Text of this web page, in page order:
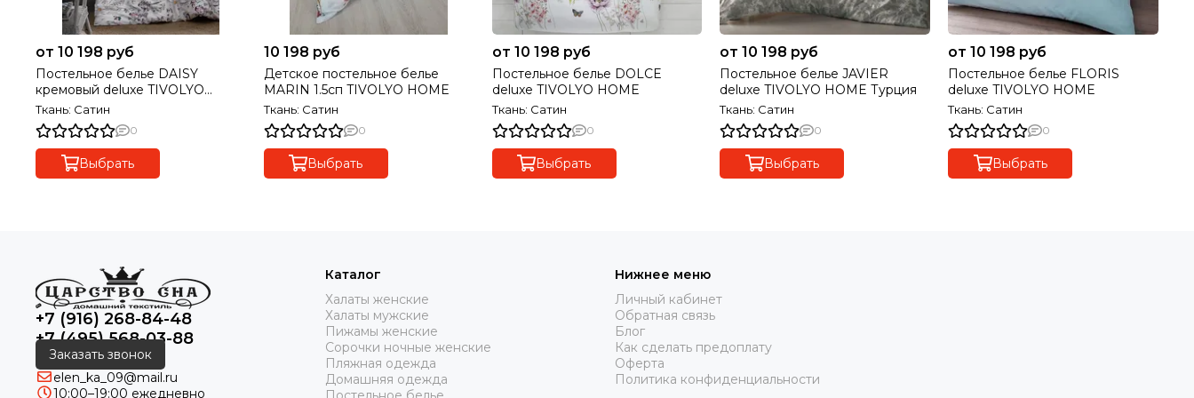
от 10 198 руб
Постельное белье DAISY
кремовый deluxe TIVOLYO
HOME Турция
Ткань: Сатин
0
Выбрать
10 198 руб
Детское постельное белье
MARIN 1.5сп TIVOLYO HOME
Ткань: Сатин
0
Выбрать
от 10 198 руб
Постельное белье DOLCE
deluxe TIVOLYO HOME
Ткань: Сатин
0
Выбрать
от 10 198 руб
Постельное белье JAVIER
deluxe TIVOLYO HOME Турция
Ткань: Сатин
0
Выбрать
от 10 198 руб
Постельное белье FLORIS
deluxe TIVOLYO HOME
Ткань: Сатин
0
Выбрать
+7 (916) 268-84-48
+7 (495) 568-03-88
Заказать звонок
elen_ka_09@mail.ru
10:00–19:00 ежедневно
Каталог
Халаты женские
Халаты мужские
Пижамы женские
Сорочки ночные женские
Пляжная одежда
Домашняя одежда
Нижнее меню
Личный кабинет
Обратная связь
Блог
Как сделать предоплату
Оферта
Политика конфиденциальности